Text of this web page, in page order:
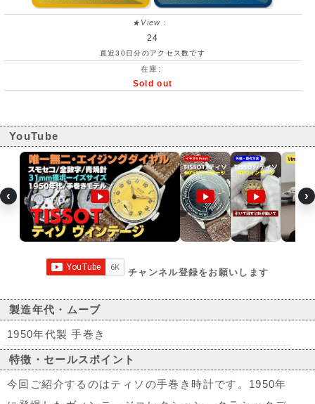
★View ：
24
直近30日分のアクセス数です
在庫:
Sold out
YouTube
‹ ›
チャンネル登録をお願いします
製造年代・ムーブ
1950年代製 手巻き
特徴・セールスポイント
今回ご紹介するのはティソの手巻き時計です。1950年